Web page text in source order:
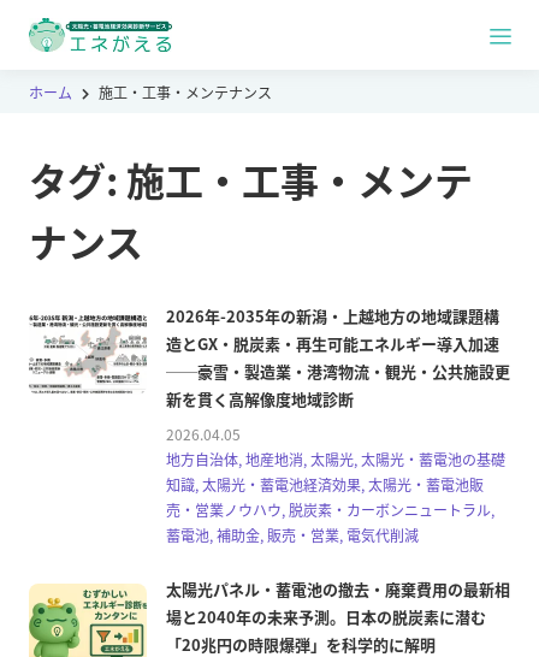
ホーム 施工・工事・メンテナンス
タグ: 施工・工事・メンテ
ナンス
2026年-2035年の新潟・上越地方の地域課題構
造とGX・脱炭素・再生可能エネルギー導入加速
──豪雪・製造業・港湾物流・観光・公共施設更
新を貫く高解像度地域診断
2026.04.05
地方自治体, 地産地消, 太陽光, 太陽光・蓄電池の基礎
知識, 太陽光・蓄電池経済効果, 太陽光・蓄電池販
売・営業ノウハウ, 脱炭素・カーボンニュートラル,
蓄電池, 補助金, 販売・営業, 電気代削減
太陽光パネル・蓄電池の撤去・廃棄費用の最新相
場と2040年の未来予測。日本の脱炭素に潜む
「20兆円の時限爆弾」を科学的に解明